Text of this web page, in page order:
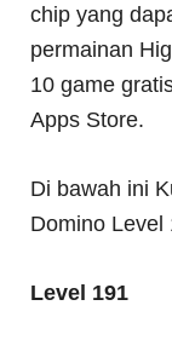
chip yang
permainan
10 game
Apps Store.
Di bawah ini
Domino Level
Level 191